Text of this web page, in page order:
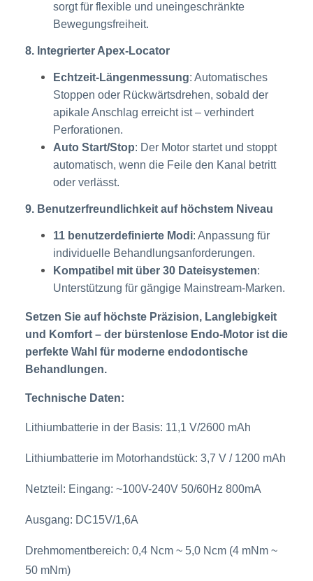
sorgt für flexible und uneingeschränkte
Bewegungsfreiheit.
8. Integrierter Apex-Locator
Echtzeit-Längenmessung: Automatisches
Stoppen oder Rückwärtsdrehen, sobald der
apikale Anschlag erreicht ist – verhindert
Perforationen.
Auto Start/Stop: Der Motor startet und stoppt
automatisch, wenn die Feile den Kanal betritt
oder verlässt.
9. Benutzerfreundlichkeit auf höchstem Niveau
11 benutzerdefinierte Modi: Anpassung für
individuelle Behandlungsanforderungen.
Kompatibel mit über 30 Dateisystemen:
Unterstützung für gängige Mainstream-Marken.
Setzen Sie auf höchste Präzision, Langlebigkeit
und Komfort – der bürstenlose Endo-Motor ist die
perfekte Wahl für moderne endodontische
Behandlungen.
Technische Daten:
Lithiumbatterie in der Basis: 11,1 V/2600 mAh
Lithiumbatterie im Motorhandstück: 3,7 V / 1200 mAh
Netzteil: Eingang: ~100V-240V 50/60Hz 800mA
Ausgang: DC15V/1,6A
Drehmomentbereich: 0,4 Ncm ~ 5,0 Ncm (4 mNm ~
50 mNm)